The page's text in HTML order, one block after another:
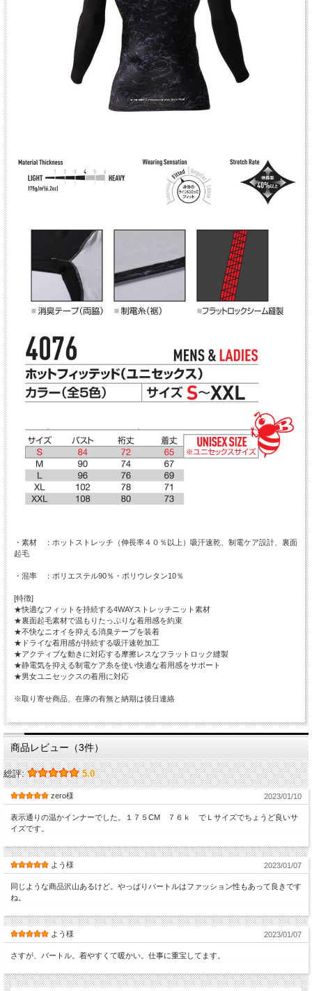
・素材 ：ホットストレッチ（伸長率４０％以上）吸汗速乾、制電ケア設計、裏面
起毛
・混率 ：ポリエステル90％・ポリウレタン10％
[特徴]
★快適なフィットを持続する4WAYストレッチニット素材
★裏面起毛素材で温もりたっぷりな着用感を約束
★不快なニオイを抑える消臭テープを装着
★ドライな着用感が持続する吸汗速乾加工
★アクティブな動きに対応する摩擦レスなフラットロック縫製
★静電気を抑える制電ケア糸を使い快適な着用感をサポート
★男女ユニセックスの着用に対応
※取り寄せ商品、在庫の有無と納期は後日連絡
商品レビュー（3件）
総評: 5.0
zero様 2023/01/10
表示通りの温かインナーでした。１７５CM ７６ｋ でＬサイズでちょうど良いサ
イズです。
よう様 2023/01/07
同じような商品沢山あるけど。やっぱりバートルはファッション性もあって良きです
ね。
よう様 2023/01/07
さすが、バートル。着やすくて暖かい。仕事に重宝してます。